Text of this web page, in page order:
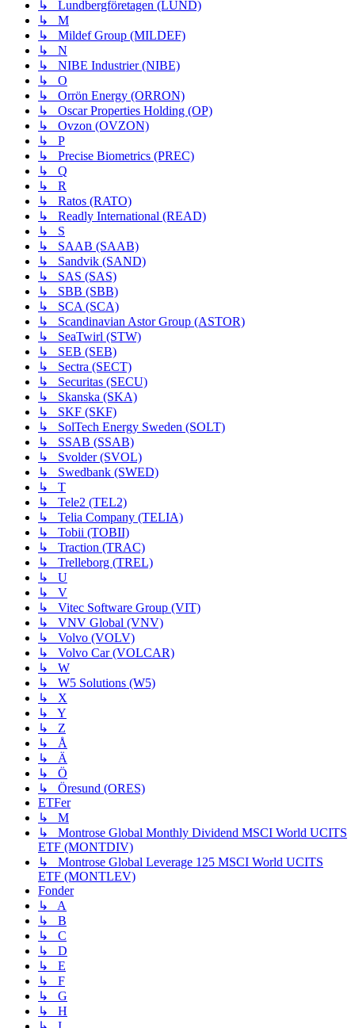
↳ Lundbergföretagen (LUND)
↳ M
↳ Mildef Group (MILDEF)
↳ N
↳ NIBE Industrier (NIBE)
↳ O
↳ Orrön Energy (ORRON)
↳ Oscar Properties Holding (OP)
↳ Ovzon (OVZON)
↳ P
↳ Precise Biometrics (PREC)
↳ Q
↳ R
↳ Ratos (RATO)
↳ Readly International (READ)
↳ S
↳ SAAB (SAAB)
↳ Sandvik (SAND)
↳ SAS (SAS)
↳ SBB (SBB)
↳ SCA (SCA)
↳ Scandinavian Astor Group (ASTOR)
↳ SeaTwirl (STW)
↳ SEB (SEB)
↳ Sectra (SECT)
↳ Securitas (SECU)
↳ Skanska (SKA)
↳ SKF (SKF)
↳ SolTech Energy Sweden (SOLT)
↳ SSAB (SSAB)
↳ Svolder (SVOL)
↳ Swedbank (SWED)
↳ T
↳ Tele2 (TEL2)
↳ Telia Company (TELIA)
↳ Tobii (TOBII)
↳ Traction (TRAC)
↳ Trelleborg (TREL)
↳ U
↳ V
↳ Vitec Software Group (VIT)
↳ VNV Global (VNV)
↳ Volvo (VOLV)
↳ Volvo Car (VOLCAR)
↳ W
↳ W5 Solutions (W5)
↳ X
↳ Y
↳ Z
↳ Å
↳ Ä
↳ Ö
↳ Öresund (ORES)
ETFer
↳ M
↳ Montrose Global Monthly Dividend MSCI World UCITS
ETF (MONTDIV)
↳ Montrose Global Leverage 125 MSCI World UCITS
ETF (MONTLEV)
Fonder
↳ A
↳ B
↳ C
↳ D
↳ E
↳ F
↳ G
↳ H